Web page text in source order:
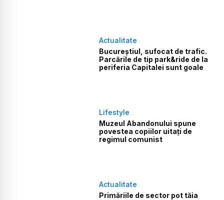
Actualitate
Bucureștiul, sufocat de trafic.
Parcările de tip park&ride de la
periferia Capitalei sunt goale
Lifestyle
Muzeul Abandonului spune
povestea copiilor uitați de
regimul comunist
Actualitate
Primăriile de sector pot tăia